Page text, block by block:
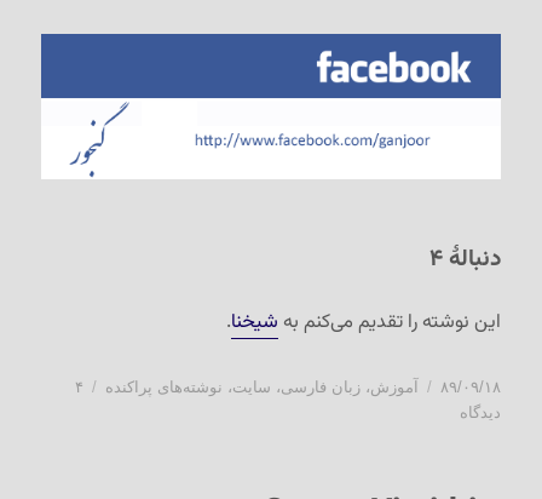
دنبالهٔ ۴
این نوشته را تقدیم می‌کنم به شیخنا.
ارسال
شده
۸۹/۰۹/۱۸ دسته‌ها
آموزش،زبان فارسی، سایت، نوشته‌های پراکنده
۴
دیدگاه